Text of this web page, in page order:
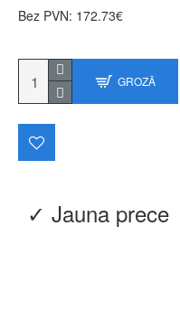
✓ Jauna prece
Bez PVN: 172.73€
GROZĀ